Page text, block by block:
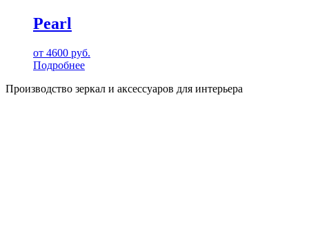
Pearl
от 4600 руб.
Подробнее
Производство зеркал и аксессуаров для интерьера